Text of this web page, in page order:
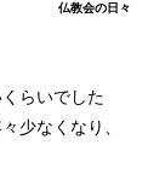
仏教会の日々
らいでした
少なくなり、